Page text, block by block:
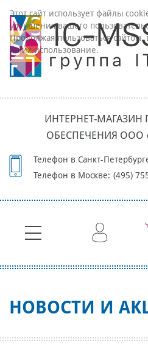
ИНТЕРНЕТ-
ОБЕСПЕЧЕНИЯ ООО
Телефон в Санкт-
Телефон в Москве: (495)
НОВОСТИ И
Этот сайт использует файлы
улучшения вашего
Продолжая пользоваться сайтом,
на их использование.